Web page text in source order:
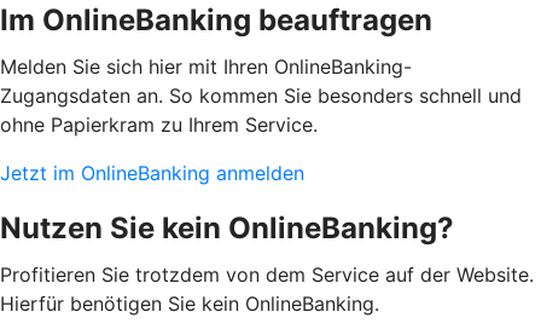
Im OnlineBanking beauftragen
Melden Sie sich hier mit Ihren OnlineBanking-
Zugangsdaten an. So kommen Sie besonders schnell und
ohne Papierkram zu Ihrem Service.
Jetzt im OnlineBanking anmelden
Nutzen Sie kein OnlineBanking?
Profitieren Sie trotzdem von dem Service auf der Website.
Hierfür benötigen Sie kein OnlineBanking.